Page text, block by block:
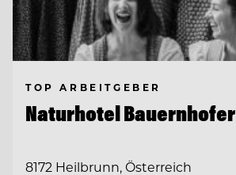
TOP ARBEITGEBER
Naturhotel Bauernhofer
8172 Heilbrunn, Österreich